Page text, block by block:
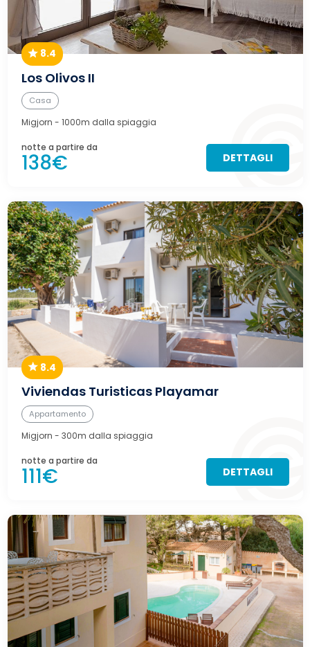
8.4
Los Olivos II
Casa
Migjorn - 1000m dalla spiaggia
notte a partire da
138€ DETTAGLI
8.4
Viviendas Turisticas Playamar
Appartamento
Migjorn - 300m dalla spiaggia
notte a partire da
111€ DETTAGLI